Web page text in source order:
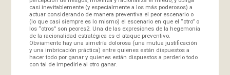
casi inevitablemente (y especialmente a los más poderosos) a
actuar considerando de manera preventiva el peor escenario o
(lo que casi siempre es lo mismo) el escenario en que el “otro” o
los “otros” son peores2. Una de las expresiones de la hegemonía
de la racionalidad estratégica es el ataque preventivo.
Obviamente hay una simetría dolorosa (una mutua justificación
y una imbricación práctica) entre quienes están dispuestos a
hacer todo por ganar y quienes están dispuestos a perderlo todo
con tal de impedirle al otro ganar.